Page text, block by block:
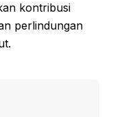
kontribusi
perlindungan